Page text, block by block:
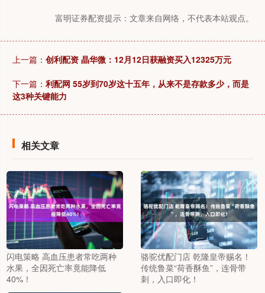
富明证券配资提示：文章来自网络，不代表本站观点。
上一篇： 创利配资 晶华微：12月12日获融资买入12325万元
下一篇： 利配网 55岁到70岁这十五年，从来不是存款多少，而是
这3种关键能力
相关文章
闪电策略 高血压患者常吃两种
水果，全因死亡率竟能降低
40%！
骆驼优配门店 乾隆皇帝赐名！
传统鲁菜“荷香酥鱼”，连骨带
刺，入口即化！